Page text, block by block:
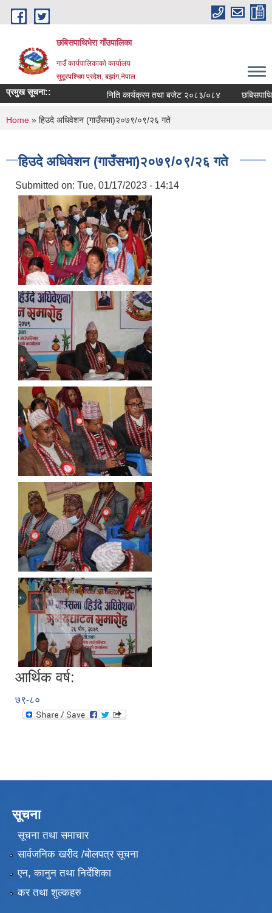
Skip to main content
छबिसपाथिभेरा गाँउपालिका
गाउँ कार्यपालिकाकाे कार्यालय
सुदूरपश्चिम प्रदेश, बझांग,नेपाल
प्रमुख सूचना:: निति कार्यक्रम तथा बजेट २०८३/०८४
You are here
Home » हिउदे अधिवेशन (गाउँसभा)२०७९/०९/२६ गते
हिउदे अधिवेशन (गाउँसभा)२०७९/०९/२६ गते
Submitted on: Tue, 01/17/2023 - 14:14
आर्थिक वर्ष:
७९-८०
सूचना
सूचना तथा समाचार
सार्वजनिक खरीद /बोलपत्र सूचना
एन, कानुन तथा निर्देशिका
कर तथा शुल्कहरु